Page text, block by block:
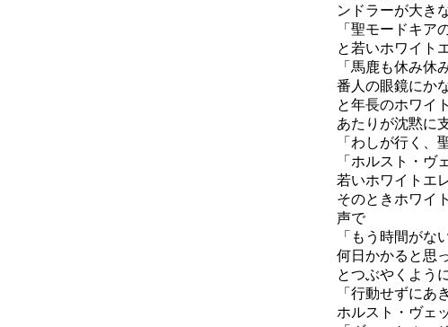
ンドラーが大き
「聖モードキア
と若いホワイト
「馬鹿も休み
番人の眼鏡にか
と年長のホワイ
あたりが沈黙に
「わしが行く、
「ホルスト・ヴ
若いホワイトエ
そのときホワイ
声で
「もう時間が
何日かかると思
とつぶやくよう
「行動せずにあ
ホルスト・ヴェ